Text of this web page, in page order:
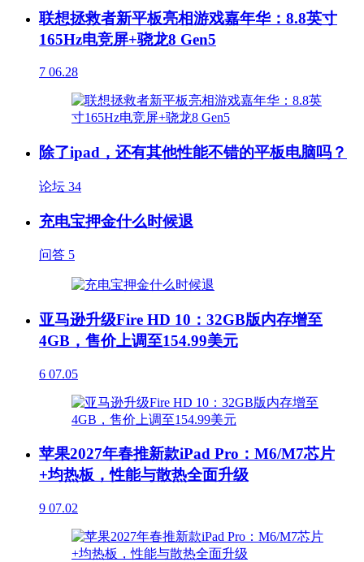
联想拯救者新平板亮相游戏嘉年华：8.8英寸
165Hz电竞屏+骁龙8 Gen5
7 06.28
除了ipad，还有其他性能不错的平板电脑吗？
论坛 34
充电宝押金什么时候退
问答 5
亚马逊升级Fire HD 10：32GB版内存增至
4GB，售价上调至154.99美元
6 07.05
苹果2027年春推新款iPad Pro：M6/M7芯片
+均热板，性能与散热全面升级
9 07.02